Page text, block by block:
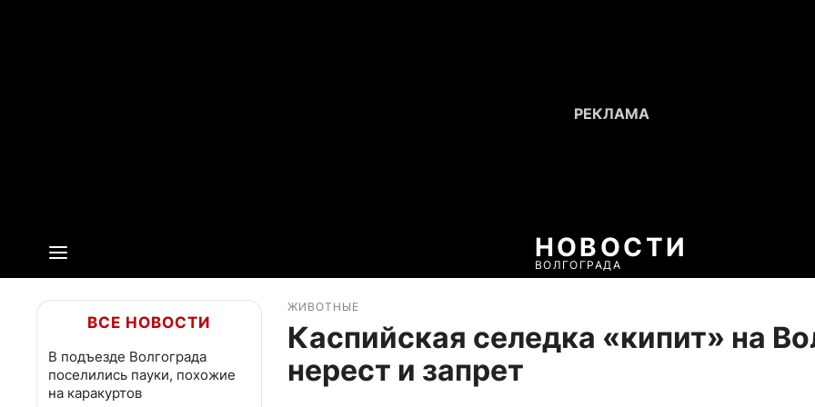
НОВОСТИ
ВОЛГОГРАДА
ВСЕ НОВОСТИ
В подъезде Волгограда
поселились пауки, похожие
на каракуртов
ЖИВОТНЫЕ
Каспийская селедка «кипит» на
нерест и запрет